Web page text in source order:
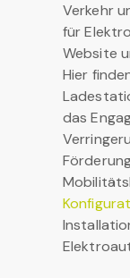
Verkehr
für
Website
Hier
das